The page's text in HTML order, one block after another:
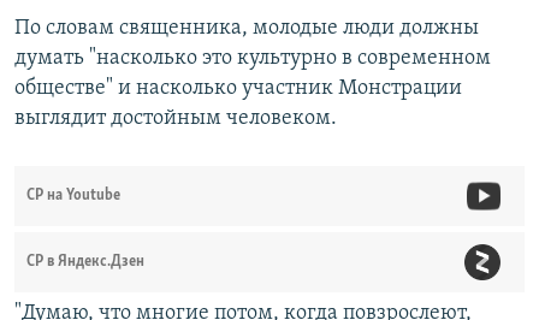
По словам священника, молодые люди должны
думать "насколько это культурно в современном
обществе" и насколько участник Монстрации
выглядит достойным человеком.
СР на Youtube
СР в Яндекс.Дзен
"Думаю, что многие потом, когда повзрослеют,